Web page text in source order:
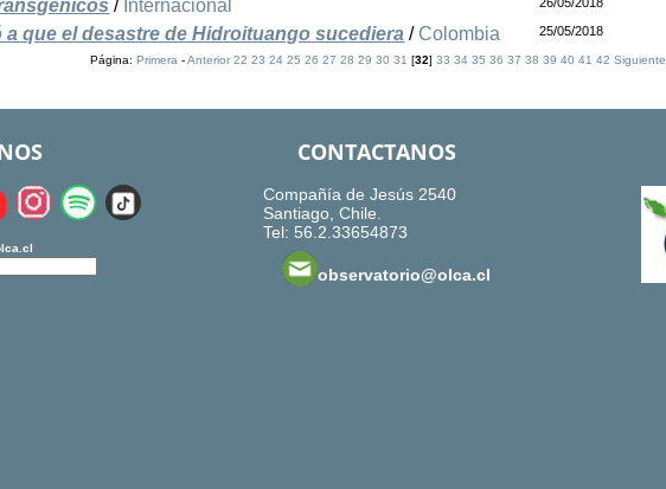
/ Internacional
que el desastre de Hidroituango sucediera / Colombia 25/05/2018
Página: Primera-Anterior 22 23 24 25 26 27 28 29 30 31 [32] 33 34 35 36 37 38 39 40 41 42 Siguiente
CONTACTANOS
Compañía de Jesús 2540
Santiago, Chile.
Tel: 56.2.33654873
observatorio@olca.cl